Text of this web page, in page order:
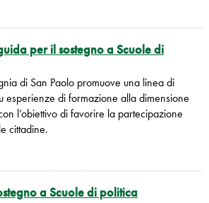
per il sostegno a Scuole di
di San Paolo promuove una linea di
esperienze di formazione alla dimensione
l’obiettivo di favorire la partecipazione
cittadine.
a Scuole di politica